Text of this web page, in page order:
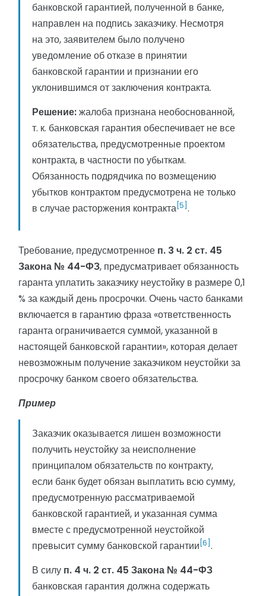
банковской гарантией, полученной в банке,
направлен на подпись заказчику. Несмотря
на это, заявителем было получено
уведомление об отказе в принятии
банковской гарантии и признании его
уклонившимся от заключения контракта.
Решение:жалоба признана необоснованной,
т. к. банковская гарантия обеспечивает не все
обязательства, предусмотренные проектом
контракта, в частности по убыткам.
Обязанность подрядчика по возмещению
убытков контрактом предусмотрена не только
в случае расторжения контракта [5] .
Требование, предусмотренное п. 3 ч. 2 ст. 45
Закона № 44-ФЗ, предусматривает обязанность
гаранта уплатить заказчику неустойку в размере 0,1
% за каждый день просрочки. Очень часто банками
включается в гарантию фраза «ответственность
гаранта ограничивается суммой, указанной в
настоящей банковской гарантии», которая делает
невозможным получение заказчиком неустойки за
просрочку банком своего обязательства.
Пример
Заказчик оказывается лишен возможности
получить неустойку за неисполнение
принципалом обязательств по контракту,
если банк будет обязан выплатить всю сумму,
предусмотренную рассматриваемой
банковской гарантией, и указанная сумма
вместе с предусмотренной неустойкой
превысит сумму банковской гарантии [6] .
В силу п. 4 ч. 2 ст. 45 Закона № 44-ФЗ
банковская гарантия должна содержать